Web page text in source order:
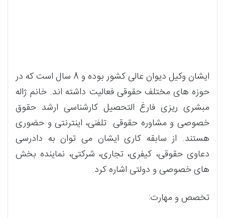
ایشان وکیل دیوان عالی کشور بوده و 8 سال است که در
حوزه های مختلف حقوقی فعالیت داشته اند. خانم ژاله
مبشری ریزی فارغ التحصیل کارشناسی ارشد حقوق
خصوصی و مشاوره حقوقی تلفنی، اینترنتی و حضوری
هستند. از سابقه کاری ایشان می توان به دادرسی
دعاوی حقوقی، کیفری، تجاری، شرکتی، نماینده بخش
های خصوصی و دولتی اشاره کرد.
تخصص و مهارت: